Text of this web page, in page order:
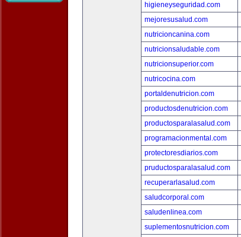
higieneyseguridad.com
mejoresusalud.com
nutricioncanina.com
nutricionsaludable.com
nutricionsuperior.com
nutricocina.com
portaldenutricion.com
productosdenutricion.com
productosparalasalud.com
programacionmental.com
protectoresdiarios.com
pruductosparalasalud.com
recuperarlasalud.com
saludcorporal.com
saludenlinea.com
suplementosnutricion.com